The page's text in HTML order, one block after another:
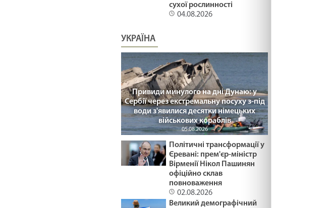
ДУХОВНИЙ ЕКВАЛАЙЗЕР /1491/ Майтеся
файно
03.02.2025
ДОРОГОЮ СМЕРТІ /1490/ Майтеся файно
03.02.2025
ПРИЩ НА НОСІ /1489/ Майтеся файно
30.01.2025
НЕСТЕРПНЕ МОВЧАННЯ /1488/ Майтеся
29.01.2025
сухої рослинності
04.08.2026
УКРАЇНА
Привиди минулого на дні Дунаю: у
Сербії через екстремальну посуху з-під
води з'явилися десятки німецьких
військових кораблів
05.08.2026
Політичні трансформації у
Єревані: прем'єр-міністр
Вірменії Нікол Пашинян
офіційно склав
повноваження
02.08.2026
Великий демографічний